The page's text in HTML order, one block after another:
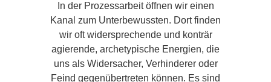
In der Prozessarbeit öffnen wir einen
Kanal zum Unterbewussten. Dort finden
wir oft widersprechende und konträr
agierende, archetypische Energien, die
uns als Widersacher, Verhinderer oder
Feind gegenübertreten können. Es sind